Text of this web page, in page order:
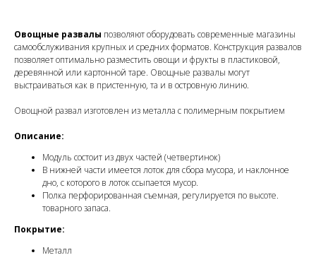
Овощные развалы позволяют оборудовать современные магазины
самообслуживания крупных и средних форматов. Конструкция развалов
позволяет оптимально разместить овощи и фрукты в пластиковой,
деревянной или картонной таре. Овощные развалы могут
выстраиваться как в пристенную, та и в островную линию.
Овощной развал изготовлен из металла с полимерным покрытием
Описание:
Модуль состоит из двух частей (четвертинок)
В нижней части имеется лоток для сбора мусора, и наклонное
дно, с которого в лоток ссыпается мусор.
Полка перфорированная съемная, регулируется по высоте.
товарного запаса.
Покрытие:
Металл